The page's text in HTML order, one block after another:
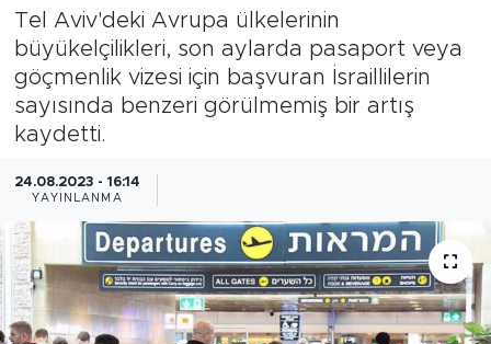
Tel Aviv'deki Avrupa ülkelerinin
büyükelçilikleri, son aylarda pasaport veya
göçmenlik vizesi için başvuran İsraillilerin
sayısında benzeri görülmemiş bir artış
kaydetti.
24.08.2023 - 16:14
YAYINLANMA
DÜNYA
GÜNCEL
RÖPÖRTAJ
ANALİZ
Tüm Manşetler
Son Dakika Haberleri